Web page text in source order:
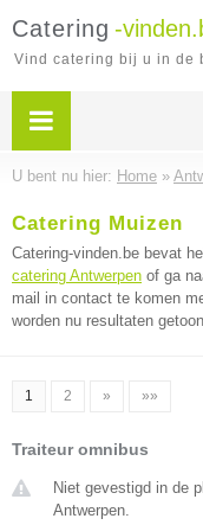
Catering -
Vind catering bij u in de
U bent nu hier: Home »
Catering Muizen
Catering-vinden.be bevat
catering Antwerpen of ga
mail in contact te komen
worden nu resultaten
1 2 » »»
Traiteur omnibus
Niet gevestigd in de
Antwerpen.